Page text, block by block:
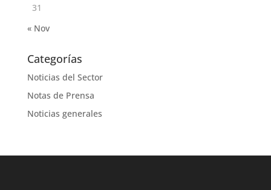
31
« Nov
Categorías
Noticias del Sector
Notas de Prensa
Noticias generales